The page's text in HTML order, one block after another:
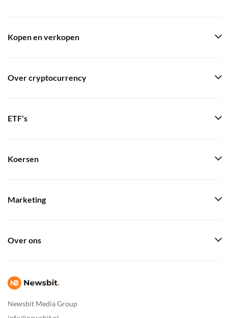
Newsbit Media Group
Kopen en verkopen
Over cryptocurrency
ETF's
Koersen
Marketing
Over ons